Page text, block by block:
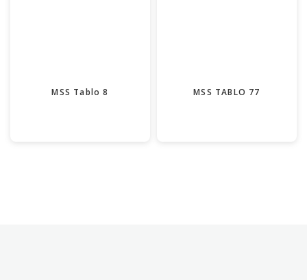
MSS Tablo 8 MSS TABLO 77